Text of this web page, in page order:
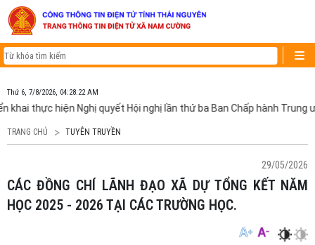
Thứ 6, 7/8/2026, 04:28:24 AM
quyết Hội nghị lần thứ ba Ban Chấp hành Trung ương Đảng khóa
TRANG CHỦ TUYÊN TRUYỀN
29/05/2026
CÁC ĐỒNG CHÍ LÃNH ĐẠO XÃ DỰ TỔNG KẾT NĂM
HỌC 2025 - 2026 TẠI CÁC TRƯỜNG HỌC.